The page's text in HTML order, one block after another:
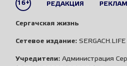
16+ РЕДАКЦИЯ
Сергачская жизнь
Сетевое издание: SERGACH.LIFE
Учредители: Администрация